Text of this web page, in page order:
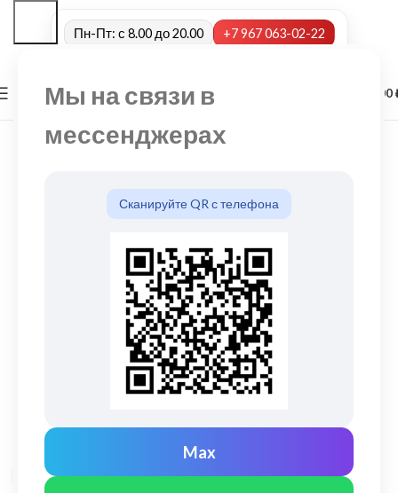
Мы на связи в
мессенджерах
Сканируйте QR с телефона
Max
Пн-Пт: с 8.00 до 20.00 +7 967 063-02-22
МЕНЮ 0,00
Нажмите, чтобы увеличить